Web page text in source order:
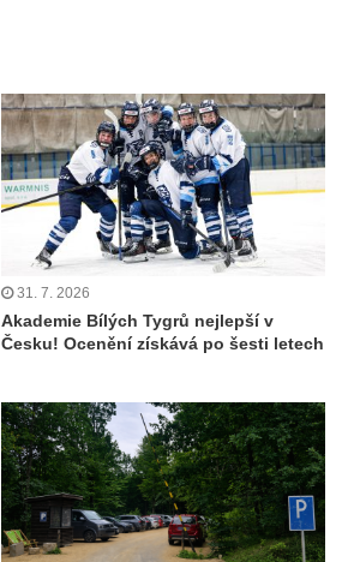
31. 7. 2026
Akademie Bílých Tygrů nejlepší v
Česku! Ocenění získává po šesti letech